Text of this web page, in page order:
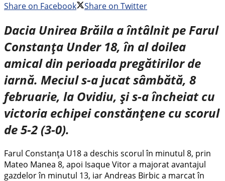
Share on Facebook
Share on Twitter
Dacia Unirea Brăila a întâlnit pe Farul
Constanța Under 18, în al doilea
amical din perioada pregătirilor de
iarnă. Meciul s-a jucat sâmbătă, 8
februarie, la Ovidiu, și s-a încheiat cu
victoria echipei constănțene cu scorul
de 5-2 (3-0).
Farul Constanța U18 a deschis scorul în minutul 8, prin
Mateo Manea 8, apoi Isaque Vitor a majorat avantajul
gazdelor în minutul 13, iar Andreas Birbic a marcat în